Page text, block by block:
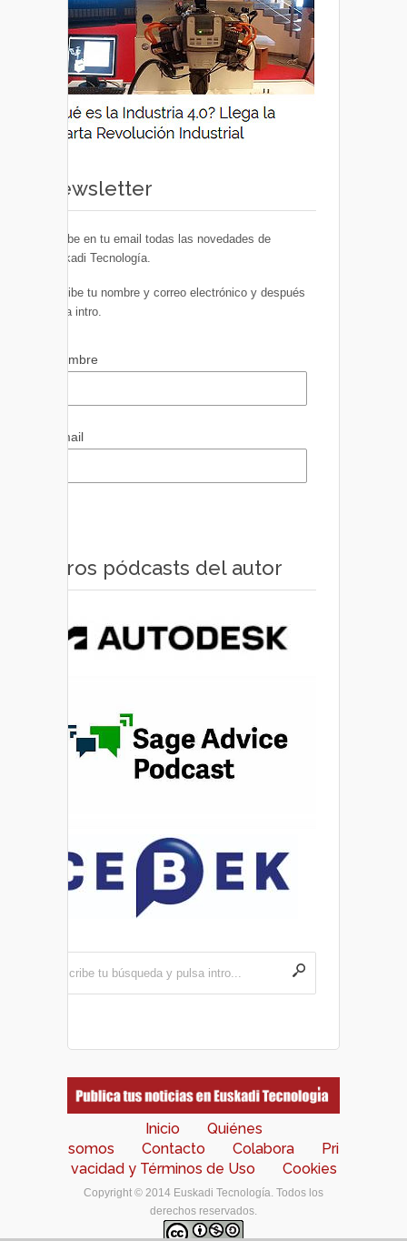
Newsletter
Recibe en tu email todas las novedades de
Euskadi Tecnología.
Escribe tu nombre y correo electrónico y después
pulsa intro.
Nombre
Email
Otros pódcasts del autor
Inicio
Quiénes
somos
Contacto Colabora
Pri
vacidad y Términos de Uso
Cookies
Copyright © 2014 Euskadi Tecnología. Todos los
derechos reservados.